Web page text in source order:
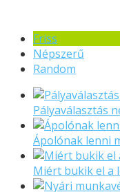
Friss
Népszerű
Random
Pályaválasztás
Ápolónak lenni
Miért bukik el a